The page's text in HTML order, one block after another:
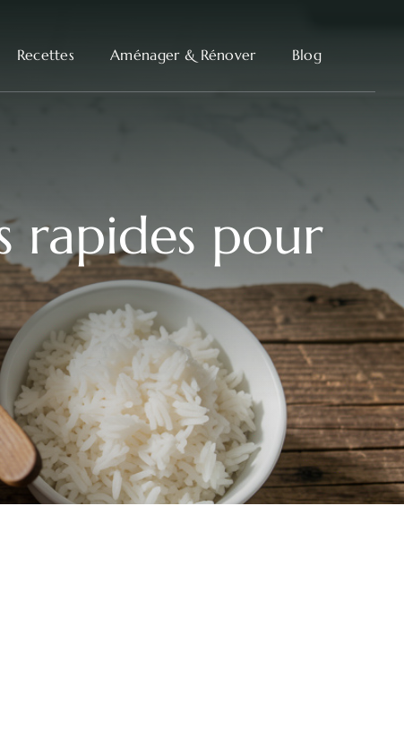
Recettes Aménager & Rénover Blog
rapides pour